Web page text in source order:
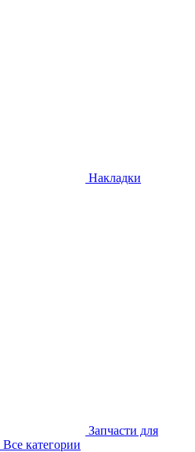
Накладки
Запчасти для
Все категории